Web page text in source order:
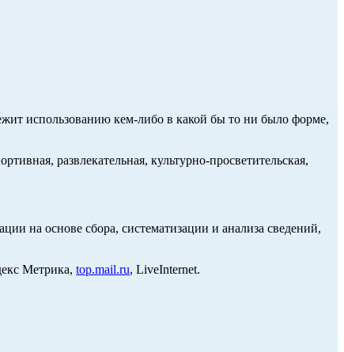
использованию кем-либо в какой бы то ни было форме,
развлекательная, культурно-просветительская,
на основе сбора, систематизации и анализа сведений,
Метрика, top.mail.ru, LiveInternet.